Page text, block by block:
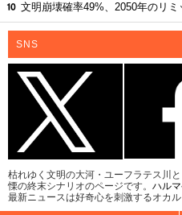
文明崩壊確率49%、2050年のリミ
SNS
枯れゆく文明の大河・ユーフラテス川
慄の終末シナリオのページです。 ハル
最新ニュースは好奇心を刺激するオカ